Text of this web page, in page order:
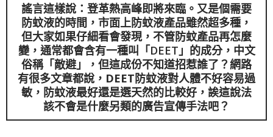
謠言這樣說：登革熱高峰即將來臨。又是個需要
防蚊液的時間，市面上防蚊液產品雖然超多種，
但大家如果仔細看會發現，不管防蚊產品再怎麼
變，通常都會含有一種叫「DEET」的成分，中文
俗稱「敵避」，但這成份不知道招惹誰了？網路
有很多文章都說， DEET防蚊液對人體不好容易過
敏，防蚊液最好還是選天然的比較好，誒這說法
該不會是什麼另類的廣告宣傳手法吧？